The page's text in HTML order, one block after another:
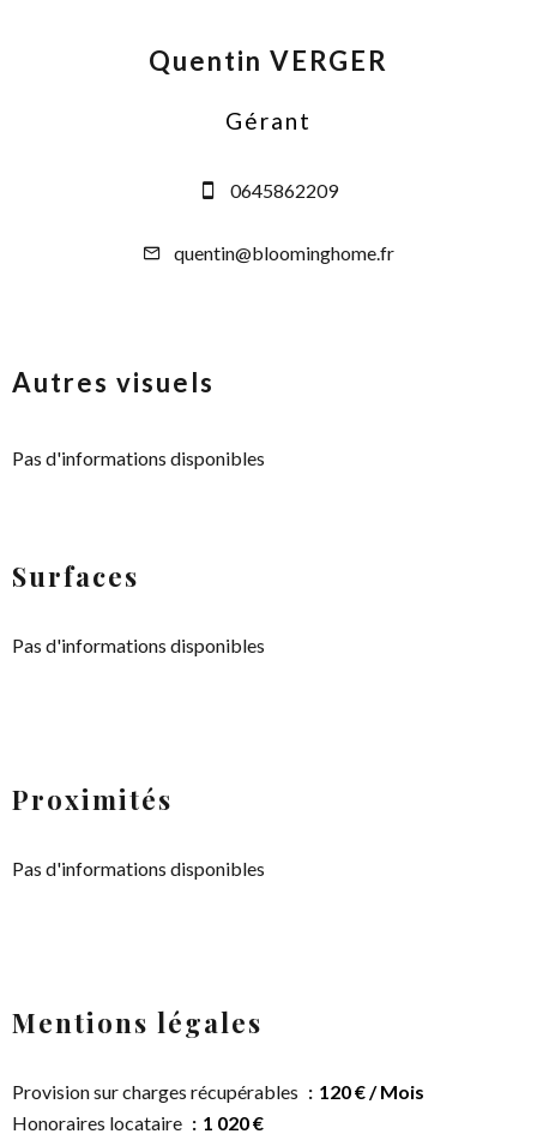
Quentin VERGER
Gérant
0645862209
quentin@bloominghome.fr
Autres visuels
Pas d'informations disponibles
Surfaces
Pas d'informations disponibles
Proximités
Pas d'informations disponibles
Mentions légales
Provision sur charges récupérables
120 € / Mois
Honoraires locataire
1 020 €